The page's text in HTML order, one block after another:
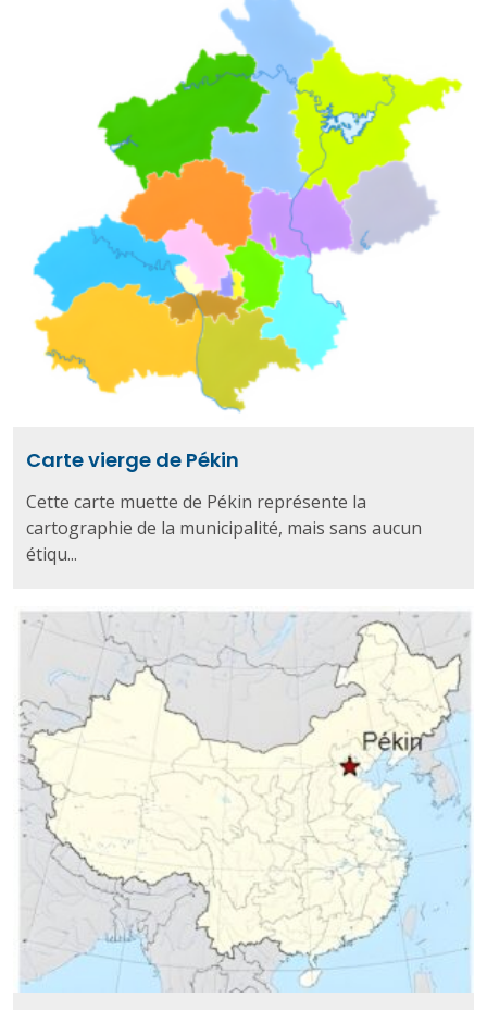
Carte vierge de Pékin
Cette carte muette de Pékin représente la
cartographie de la municipalité, mais sans aucun
étiqu...